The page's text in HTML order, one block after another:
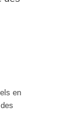
en